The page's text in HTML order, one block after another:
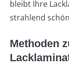
bleibt Ihre
strahlend
Methoden